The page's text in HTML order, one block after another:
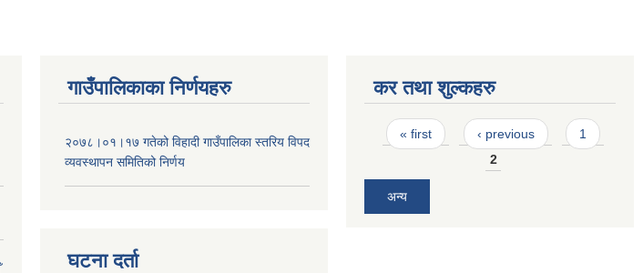
गाउँपालिकाका निर्णयहरु
२०७८।०१।१७ गतेको विहादी गाउँपालिका स्तरिय विपद
व्यवस्थापन समितिको निर्णय
घटना दर्ता
कर तथा शुल्कहरु
Pages
« first ‹ previous
1
2
अन्य